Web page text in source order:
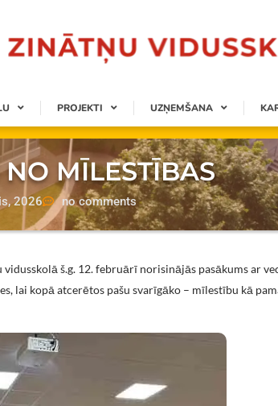
PROJEKTI UZŅEMŠANA
NO MĪLESTĪBAS
2026 no comments
š.g. 12. februārī norisinājās pasākums ar
lai kopā atcerētos pašu svarīgāko – mīlestību kā